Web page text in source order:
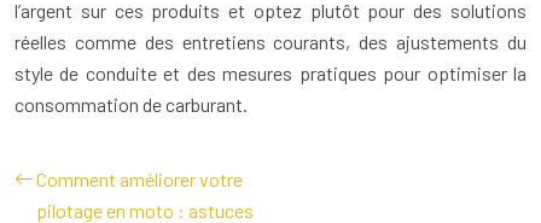
l’argent sur ces produits et optez plutôt pour des solutions
réelles comme des entretiens courants, des ajustements du
style de conduite et des mesures pratiques pour optimiser la
consommation de carburant.
Comment améliorer votre
pilotage en moto : astuces